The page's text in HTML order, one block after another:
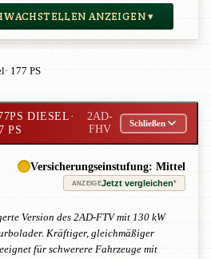
ANZEIGEN ▾
· 177 PS
DIESEL·
PS
2AD-
FHV
Schließen
Versicherungseinstufung: Mittel
ANZEIGEJetzt vergleichen*
Version des 2AD-FTV mit 130 kW
Kräftiger, gleichmäßiger
für schwerere Fahrzeuge mit